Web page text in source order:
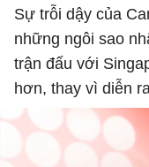
Sự trỗi dậy của
những ngôi sao
trận đấu với
hơn, thay vì diễn